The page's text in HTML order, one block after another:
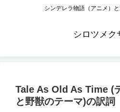
シンデレラ物語（アニメ）
シロツメク
Tale As Old As Time (
と野獣のテーマ)の訳詞